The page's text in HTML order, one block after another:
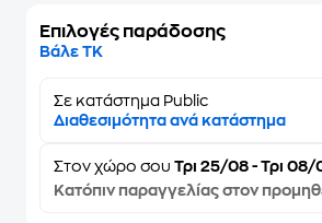
Επιλογές παράδοσης
Βάλε ΤΚ
Σε κατάστημα Public
Διαθεσιμότητα ανά κατάστημα
Στον χώρο σου Τρι 25/08 - Τρι 08/
Κατόπιν παραγγελίας στον